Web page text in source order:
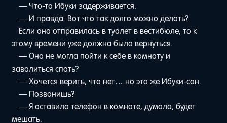
— Что-то Ибуки задерживается.
— И правда. Вот что так долго можно делать?
Если она отправилась в туалет в вестибюле, то к
этому времени уже должна была вернуться.
— Она не могла пойти к себе в комнату и
завалиться спать?
— Хочется верить, что нет… но это же Ибуки-сан.
— Позвонишь?
— Я оставила телефон в комнате, думала, будет
мешать.